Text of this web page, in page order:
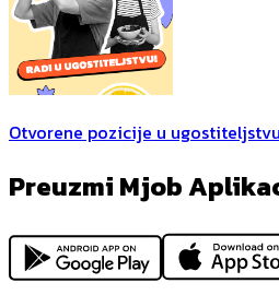
Otvorene pozicije u
Preuzmi Mjob